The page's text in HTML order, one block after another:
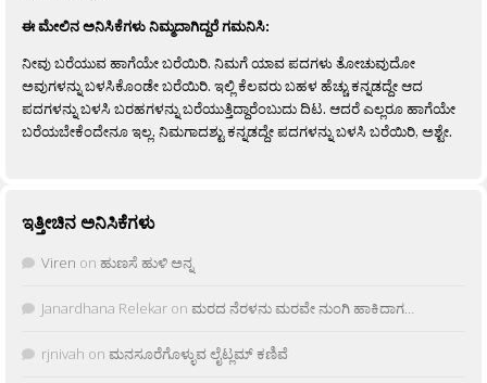
ಈ ಮೇಲಿನ ಅನಿಸಿಕೆಗಳು ನಿಮ್ಮದಾಗಿದ್ದರೆ ಗಮನಿಸಿ:
ನೀವು ಬರೆಯುವ ಹಾಗೆಯೇ ಬರೆಯಿರಿ. ನಿಮಗೆ ಯಾವ ಪದಗಳು ತೋಚುವುದೋ
ಅವುಗಳನ್ನು ಬಳಸಿಕೊಂಡೇ ಬರೆಯಿರಿ. ಇಲ್ಲಿ ಕೆಲವರು ಬಹಳ ಹೆಚ್ಚು ಕನ್ನಡದ್ದೇ ಆದ
ಪದಗಳನ್ನು ಬಳಸಿ ಬರಹಗಳನ್ನು ಬರೆಯುತ್ತಿದ್ದಾರೆಂಬುದು ದಿಟ. ಆದರೆ ಎಲ್ಲರೂ ಹಾಗೆಯೇ
ಬರೆಯಬೇಕೆಂದೇನೂ ಇಲ್ಲ. ನಿಮಗಾದಶ್ಟು ಕನ್ನಡದ್ದೇ ಪದಗಳನ್ನು ಬಳಸಿ ಬರೆಯಿರಿ, ಅಶ್ಟೇ.
ಇತ್ತೀಚಿನ ಅನಿಸಿಕೆಗಳು
Viren on ಹುಣಸೆ ಹುಳಿ ಅನ್ನ
Janardhana Relekar on ಮರದ ನೆರಳನು ಮರವೇ ನುಂಗಿ ಹಾಕಿದಾಗ…
rjnivah on ಮನಸೂರೆಗೊಳ್ಳುವ ಲೈಟ್ಲಮ್ ಕಣಿವೆ